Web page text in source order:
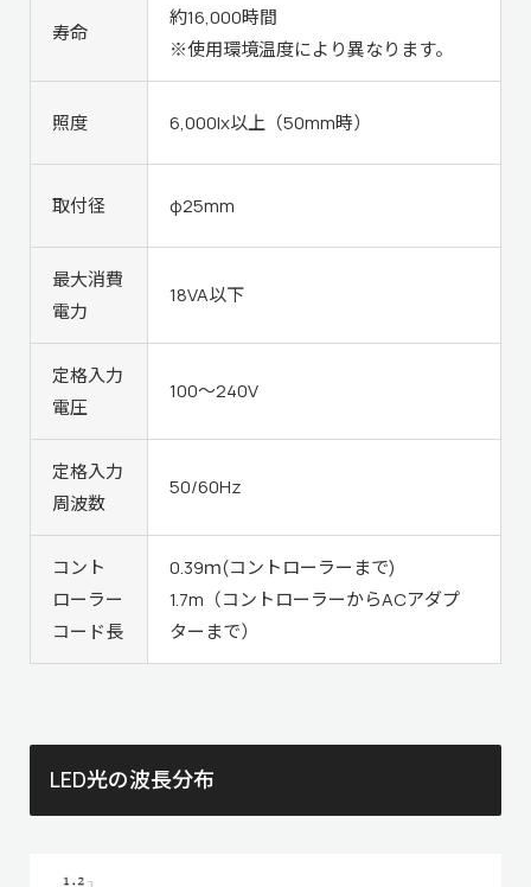
寿命
約16,000時間
※使用環境温度により異なります。
照度 6,000lx以上（50mm時）
取付径 φ25mm
最大消費
電力
18VA以下
定格入力
電圧
100～240V
定格入力
周波数
50/60Hz
コント
ローラー
コード長
0.39ｍ(コントローラーまで)
1.7m（コントローラーからACアダプ
ターまで）
LED光の波長分布